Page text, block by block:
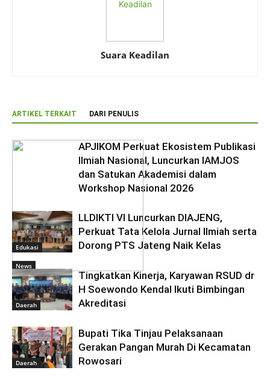
Suara Keadilan
ARTIKEL TERKAIT DARI PENULIS
News
APJIKOM Perkuat Ekosistem Publikasi
Ilmiah Nasional, Luncurkan IAMJOS
dan Satukan Akademisi dalam
Workshop Nasional 2026
Edukasi
LLDIKTI VI Luncurkan DIAJENG,
Perkuat Tata Kelola Jurnal Ilmiah serta
Dorong PTS Jateng Naik Kelas
Daerah
Tingkatkan Kinerja, Karyawan RSUD dr
H Soewondo Kendal Ikuti Bimbingan
Akreditasi
Daerah
Bupati Tika Tinjau Pelaksanaan
Gerakan Pangan Murah Di Kecamatan
Rowosari